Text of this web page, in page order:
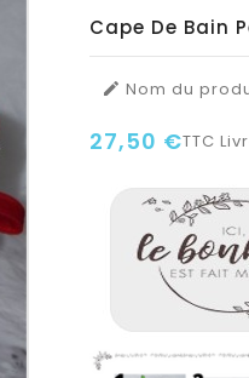
Cape De Bain
 Nom du
27,50 €TTC